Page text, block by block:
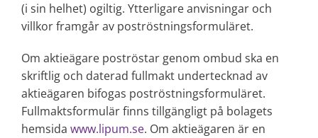
(i sin helhet) ogiltig. Ytterligare anvisningar och
villkor framgår av poströstningsformuläret.
Om aktieägare poströstar genom ombud ska en
skriftlig och daterad fullmakt undertecknad av
aktieägaren bifogas poströstningsformuläret.
Fullmaktsformulär finns tillgängligt på bolagets
hemsida www.lipum.se. Om aktieägaren är en